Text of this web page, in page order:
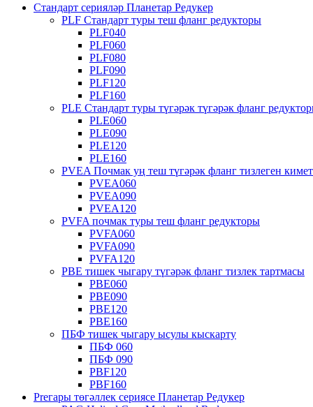
Стандарт серияләр Планетар Редукер
PLF Стандарт туры теш фланг редукторы
PLF040
PLF060
PLF080
PLF090
PLF120
PLF160
PLE Стандарт туры түгәрәк түгәрәк фланг
PLE060
PLE090
PLE120
PLE160
PVEA Почмак уң теш түгәрәк фланг тизлеген
PVEA060
PVEA090
PVEA120
PVFA почмак туры теш фланг редукторы
PVFA060
PVFA090
PVFA120
PBE тишек чыгару түгәрәк фланг тизлек тартмасы
PBE060
PBE090
PBE120
PBE160
ПБФ тишек чыгару ысулы кыскарту
ПБФ 060
ПБФ 090
PBF120
PBF160
Preгары төгәллек сериясе Планетар Редукер